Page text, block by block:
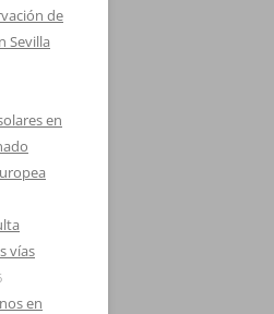
de
Sevilla
en
vías
en